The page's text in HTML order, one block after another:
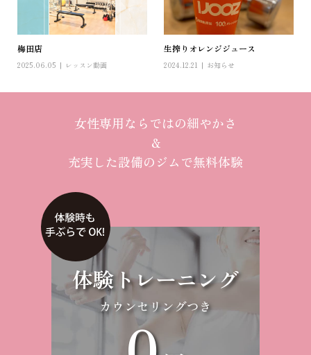
梅田店
2025.06.05 レッスン動画
生搾りオレンジジュース
2024.12.21 お知らせ
女性専用ならではの細やかさ
＆
充実した設備のジムで無料体験
体験トレーニング
カウンセリングつき